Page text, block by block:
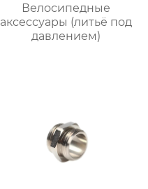
Велосипедные
аксессуары (литьё под
давлением)